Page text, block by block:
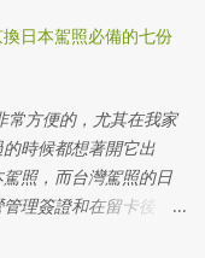
日本駕照必備的七份
常方便的，尤其在我家
時候都想著開它出
照，而台灣駕照的日
理簽證和在留卡後，